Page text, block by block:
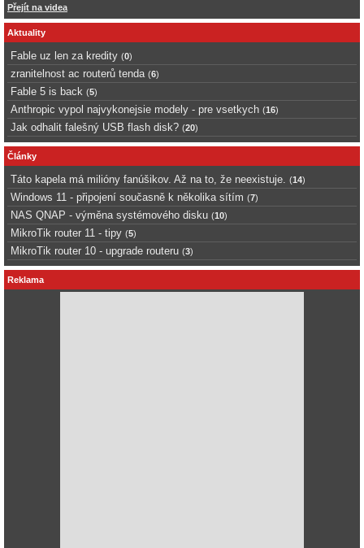
Přejít na videa
Aktuality
Fable uz len za kredity (0)
zranitelnost ac routerů tenda (6)
Fable 5 is back (5)
Anthropic vypol najvykonejsie modely - pre vsetkych (16)
Jak odhalit falešný USB flash disk? (20)
Články
Táto kapela má milióny fanúšikov. Až na to, že neexistuje. (14)
Windows 11 - připojení současně k několika sítím (7)
NAS QNAP - výměna systémového disku (10)
MikroTik router 11 - tipy (5)
MikroTik router 10 - upgrade routeru (3)
Reklama